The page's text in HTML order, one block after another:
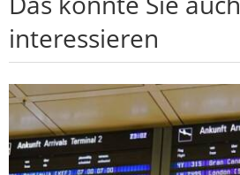
interessieren